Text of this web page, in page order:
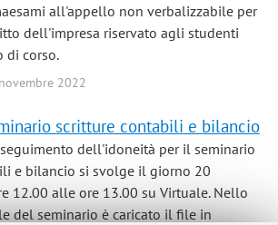
all'appello non verbalizzabile per
dell'impresa riservato agli studenti
di corso.
2022
scritture contabili e bilancio
dell'idoneità per il seminario
e bilancio si svolge il giorno 20
12.00 alle ore 13.00 su Virtuale. Nello
del seminario è caricato il file in